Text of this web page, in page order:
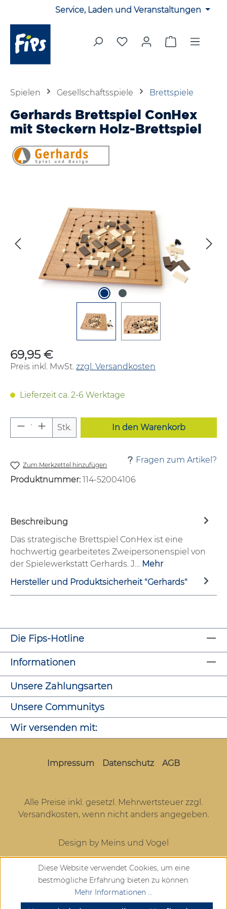
Zum Hauptinhalt springenService, Laden und Veranstaltungen
Du hast 0 Produkte auf
Warenkorb
Spielen Gesellschaftsspiele Brettspiele
Gerhards Brettspiel ConHex
mit Steckern Holz-Brettspiel
Regulärer Preis:
69,95 €
Preis inkl. MwSt. zzgl. Versandkosten
Lieferzeit ca. 2-6 Werktage
Produkt Anzahl: Gib den
Stk. In den Warenkorb
Zum Merkzettel hinzufügen
Fragen zum Artikel?
Produktnummer: 114-52004106
Beschreibung
Das strategische Brettspiel ConHex ist eine
hochwertig gearbeitetes Zweipersonenspiel von
der Spielewerkstatt Gerhards. J… Mehr
Hersteller und Produktsicherheit "Gerhards"
Die Fips-Hotline
Informationen
Unsere Zahlungsarten
Unsere Communitys
Wir versenden mit:
Impressum Datenschutz AGB
Alle Preise inkl. gesetzl. Mehrwertsteuer zzgl.
Versandkosten, wenn nicht anders angegeben.
Design by Meins und Vogel
Diese Website verwendet Cookies, um eine
bestmögliche Erfahrung bieten zu können.
Mehr Informationen ...
SEHR GUT (4.72 / 5)